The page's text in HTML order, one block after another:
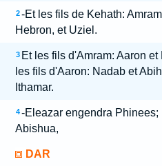
2 -Et les fils de Kehath:
Hebron, et Uziel.
3 Et les fils d'Amram: Aaron et
les fils d'Aaron: Nadab et
Ithamar.
4 -Eleazar engendra
Abishua,
DAR